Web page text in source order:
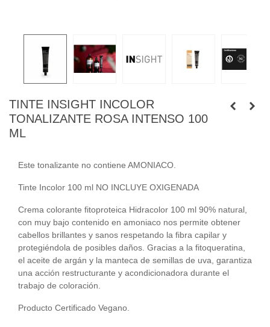
TINTE INSIGHT INCOLOR
TONALIZANTE ROSA INTENSO 100
ML
Este tonalizante no contiene AMONIACO.
Tinte Incolor 100 ml NO INCLUYE OXIGENADA
Crema colorante fitoproteica Hidracolor 100 ml 90% natural,
con muy bajo contenido en amoniaco nos permite obtener
cabellos brillantes y sanos respetando la fibra capilar y
protegiéndola de posibles daños. Gracias a la fitoqueratina,
el aceite de argán y la manteca de semillas de uva, garantiza
una acción restructurante y acondicionadora durante el
trabajo de coloración.
Producto Certificado Vegano.